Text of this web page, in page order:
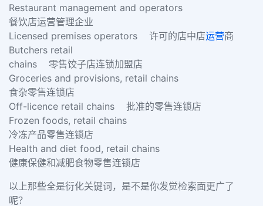
Restaurant management and operators
餐饮店运营管理企业
Licensed premises operators 许可的店中店运营商
Butchers retail
chains 零售饺子店连锁加盟店
Groceries and provisions, retail chains
食杂零售连锁店
Off-licence retail chains 批准的零售连锁店
Frozen foods, retail chains
冷冻产品零售连锁店
Health and diet food, retail chains
健康保健和减肥食物零售连锁店
以上那些全是衍化关键词，是不是你发觉检索面更广了
呢？